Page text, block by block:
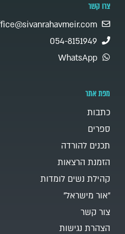
צרו קשר
054-8151949
WhatsApp
מפת אתר
כתבות
ספרים
תכנים להורדה
הזמנת הרצאות
קהילת נשים לומדות
"אור מישראל"
צור קשר
הצהרת נגישות